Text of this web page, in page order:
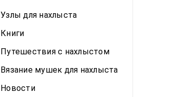
Узлы для нахлыста
Книги
Путешествия с нахлыстом
Вязание мушек для нахлыста
Новости